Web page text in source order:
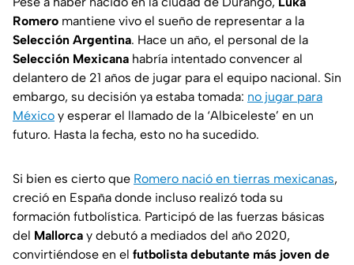
Romero mantiene vivo el sueño de representar a la
Selección Argentina. Hace un año, el personal de la
Selección Mexicana habría intentado convencer al
delantero de 21 años de jugar para el equipo nacional. Sin
embargo, su decisión ya estaba tomada: no jugar para
México y esperar el llamado de la ‘Albiceleste’ en un
futuro. Hasta la fecha, esto no ha sucedido.
Si bien es cierto que Romero nació en tierras mexicanas,
creció en España donde incluso realizó toda su
formación futbolística. Participó de las fuerzas básicas
del Mallorca y debutó a mediados del año 2020,
convirtiéndose en el futbolista debutante más joven de